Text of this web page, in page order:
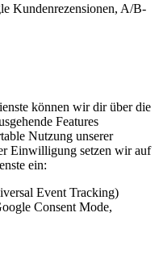
Kundenrezensionen, A/B-
können wir dir über die
Features
Nutzung unserer
Einwilligung setzen wir auf
ein:
Event Tracking)
Consent Mode,